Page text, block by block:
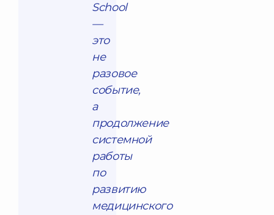
School
—
это
не
разовое
событие,
а
продолжение
системной
работы
по
развитию
медицинского